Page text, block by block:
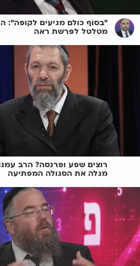
"בסוף כולם מגיעים לקופה":
מטלטל לפרשת ראה
רוצים שפע ופרנסה? הרב
מגלה את הסגולה המפתיעה